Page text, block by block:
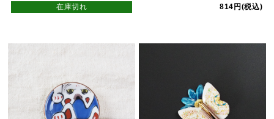
在庫切れ 814円(税込)